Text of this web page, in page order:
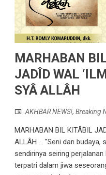
MARHABAN
JADÎD WAL
SYÂ ALLÂH
AKHBAR NEWS!, Breaking
MARHABAN BIL KITÂBIL
ALLÂH ... "Seni dan budaya,
sendirinya seiring
terpatri dalam jiwa